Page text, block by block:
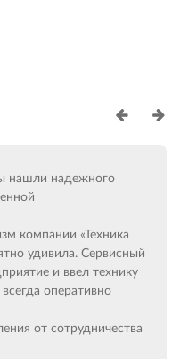
нашли надежного
компании «Техника
удивила. Сервисный
и ввел технику
оперативно
от сотрудничества